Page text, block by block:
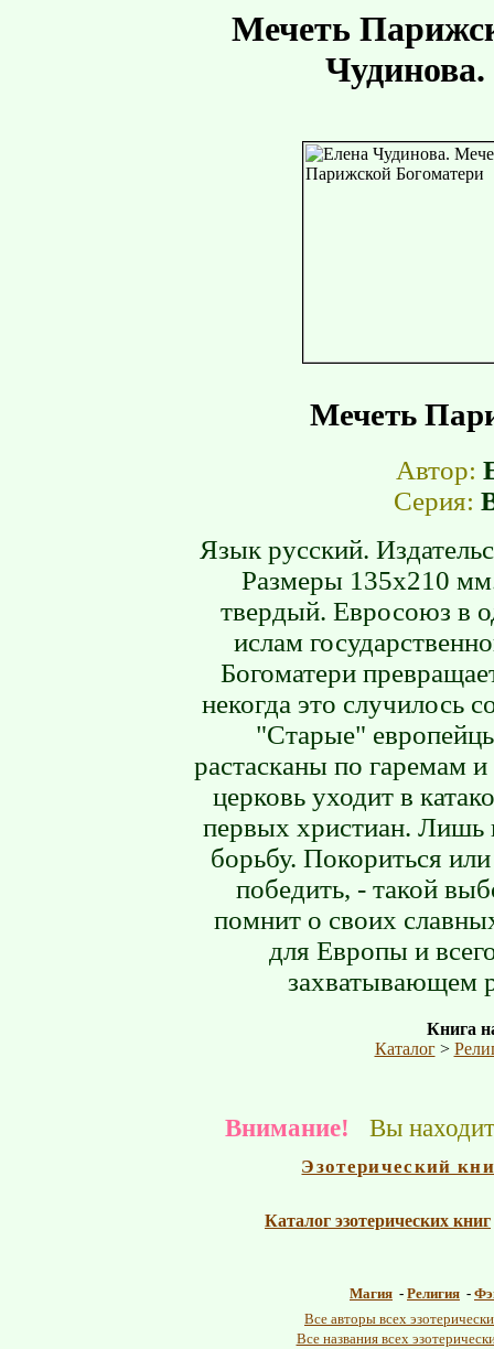
Мечеть
Мечеть
Автор:
Серия:
Язык русский.
Размеры 135х210
твердый. Евросоюз в
ислам
Богоматери
некогда это случилось
"Старые"
растасканы по гаремам
церковь уходит в
первых христиан. Лишь
борьбу. Покориться
победить, - такой
помнит о своих
для Европы и
захватывающем
Книга
Каталог>
Внимание! Вы
Эзотерический
Каталог эзотерических книг
Магия - Религия -
Все авторы всех
Все названия всех